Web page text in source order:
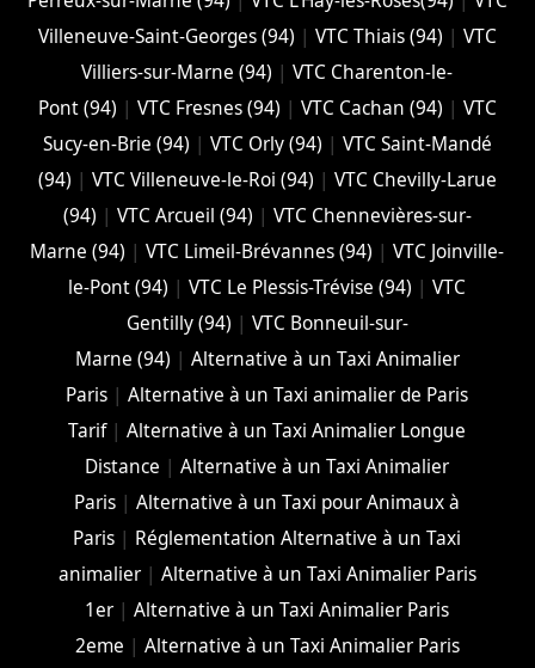
Villeneuve-Saint-Georges (94) | VTC Thiais (94) | VTC
Villiers-sur-Marne (94) |VTC Charenton-le-
Pont (94) | VTC Fresnes (94) | VTC Cachan (94) | VTC
Sucy-en-Brie (94) | VTC Orly (94) | VTC Saint-Mandé
(94) | VTC Villeneuve-le-Roi (94) | VTC Chevilly-Larue
(94) | VTC Arcueil (94) | VTC Chennevières-sur-
Marne (94) |VTC Limeil-Brévannes (94) |VTC Joinville-
le-Pont (94) |VTC Le Plessis-Trévise (94) |VTC
Gentilly (94) | VTC Bonneuil-sur-
Marne (94) | Alternative à un Taxi Animalier
Paris |Alternative à un Taxi animalier de Paris
Tarif|Alternative à un Taxi Animalier Longue
Distance |Alternative à un Taxi Animalier
Paris |Alternative à un Taxi pour Animaux à
Paris | Réglementation Alternative à un Taxi
animalier| Alternative à un Taxi Animalier Paris
1er |Alternative à un Taxi Animalier Paris
2eme | Alternative à un Taxi Animalier Paris